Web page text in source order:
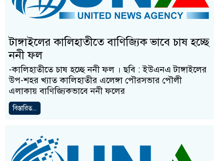
টাঙ্গাইলের কালিহাতীতে বাণিজ্যিক ভাবে চাষ হচ্ছে
ননী ফল
-কালিহাতীতে চাষ হচ্ছে ননী ফল । ছবি : ইউএনএ টাঙ্গাইলের
উপ-শহর খ্যাত কালিহাতীর এলেঙ্গা পৌরসভার পৌলী
এলাকায় বাণিজ্যিকভাবে ননী ফলের
বিস্তারিত...